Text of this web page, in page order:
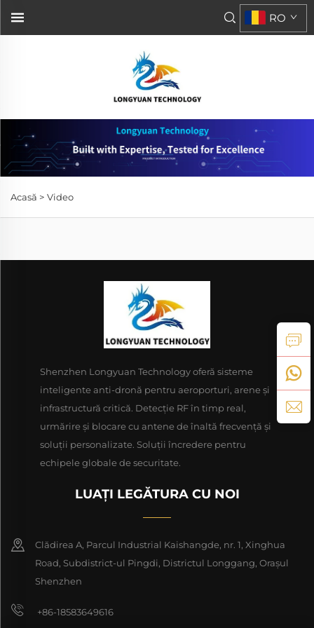
RO
Acasă > Video
Shenzhen Longyuan Technology oferă sisteme
inteligente anti-dronă pentru aeroporturi, arene și
infrastructură critică. Detecție RF în timp real,
urmărire și blocare cu antene de înaltă frecvență și
soluții personalizate. Soluții încredere pentru
echipele globale de securitate.
LUAȚI LEGĂTURA CU NOI
Clădirea A, Parcul Industrial Kaishangde, nr. 1, Xinghua
Road, Subdistrict-ul Pingdi, Districtul Longgang, Orașul
Shenzhen
+86-18583649616